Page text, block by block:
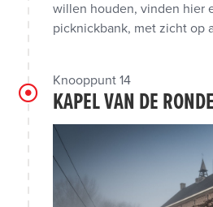
willen houden, vinden hier
picknickbank, met zicht op
Knooppunt 14
KAPEL VAN DE RONDE